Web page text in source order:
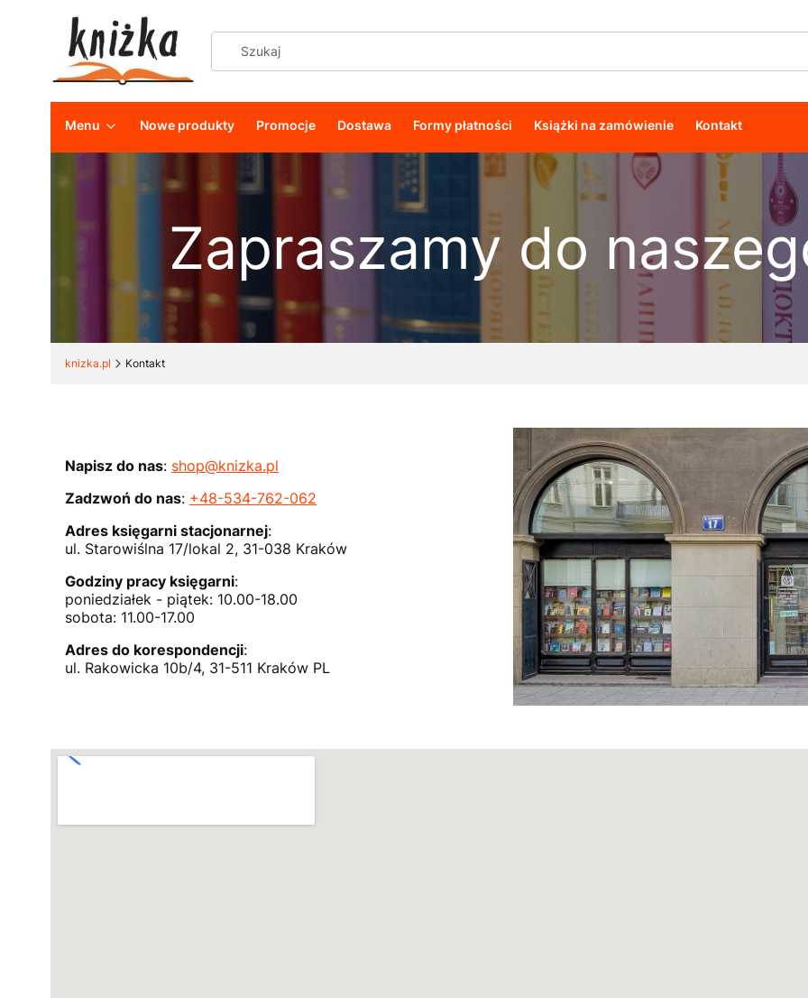
Menu Nowe produkty Promocje Dostawa Formy płatności Książki na zamówienie Kontakt
Zapraszamy do
knizka.pl Kontakt
Napisz do nas: shop@knizka.pl
Zadzwoń do nas: +48-534-762-062
Adres księgarni stacjonarnej:
ul. Starowiślna 17/lokal 2, 31-038 Kraków
Godziny pracy księgarni:
poniedziałek - piątek: 10.00-18.00
sobota: 11.00-17.00
Adres do korespondencji:
ul. Rakowicka 10b/4, 31-511 Kraków PL